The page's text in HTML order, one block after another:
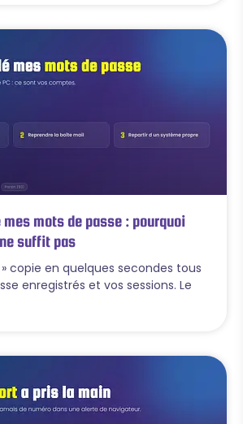
mots de passe : pourquoi
suffit pas
copie en quelques secondes tous
enregistrés et vos sessions. Le